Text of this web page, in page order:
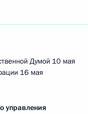
Думой 10 мая
16 мая
управления